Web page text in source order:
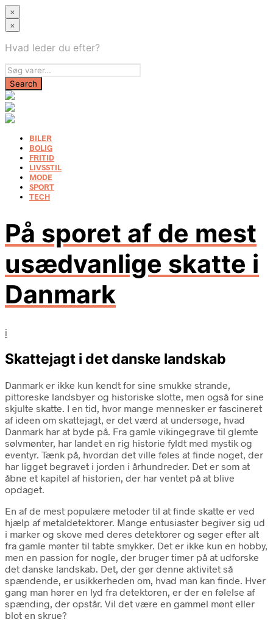
×
×
Hvad leder du efter?
BILER
BOLIG
FRITID
LIVSSTIL
MODE
SPORT
TECH
På sporet af de mest
usædvanlige skatte i
Danmark
i
Skattejagt i det danske landskab
Danmark er ikke kun kendt for sine smukke strande,
pittoreske landsbyer og historiske slotte, men også for sine
skjulte skatte. I en tid, hvor mange mennesker er fascineret
af ideen om skattejagt, er det værd at undersøge, hvad
Danmark har at byde på. Fra gamle vikingegrave til glemte
sølvmønter, har landet en rig historie fyldt med mystik og
eventyr. Tænk på, hvordan det ville føles at finde noget, der
har ligget begravet i jorden i århundreder. Det er som at
åbne et kapitel af historien, der har ventet på at blive
opdaget.
En af de mest populære metoder til at finde skatte er ved
hjælp af metaldetektorer. Mange entusiaster begiver sig ud
i marker og skove med deres detektorer og søger efter alt
fra gamle mønter til tabte smykker. Det er ikke kun en hobby,
men en passion for nogle, der bruger timer på at udforske
det danske landskab. Det, der gør denne aktivitet så
spændende, er usikkerheden om, hvad man kan finde. Hver
gang man hører en lyd fra detektoren, er der en følelse af
spænding, der opstår. Vil det være en gammel mønt eller
blot en skrue?